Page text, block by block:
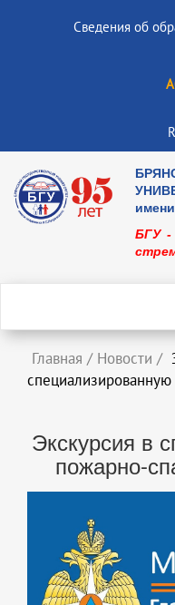
Сведения об
БГУ -
Главная / Новости /
Экскурсия в
пожарно-